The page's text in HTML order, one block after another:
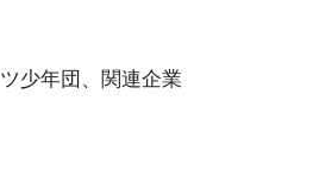
少年団、関連企業